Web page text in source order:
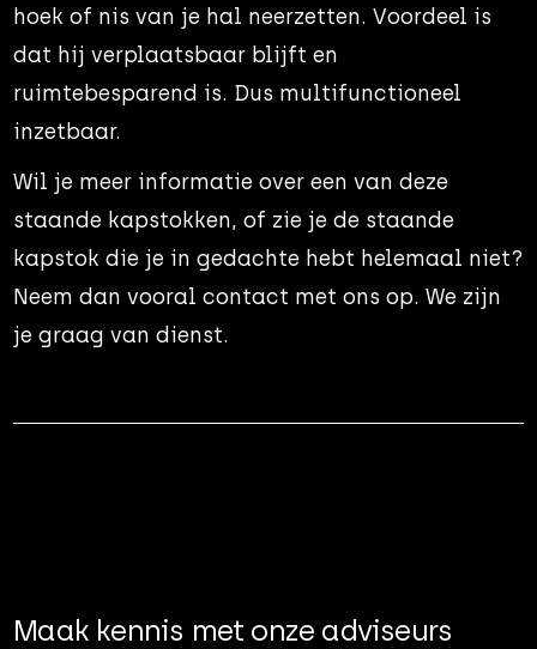
hoek of nis van je hal neerzetten. Voordeel is
dat hij verplaatsbaar blijft en
ruimtebesparend is. Dus multifunctioneel
inzetbaar.
Wil je meer informatie over een van deze
staande kapstokken, of zie je de staande
kapstok die je in gedachte hebt helemaal niet?
Neem dan vooral contact met ons op. We zijn
je graag van dienst.
Maak kennis met onze adviseurs